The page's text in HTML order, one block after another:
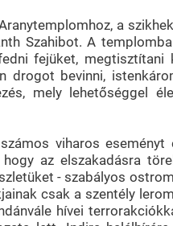
a
Szahibot. A
fejüket,
drogot bevinni,
mely lehetőséggel
viharos
az elszakadásra
- szabályos
csak a szentély
hívei